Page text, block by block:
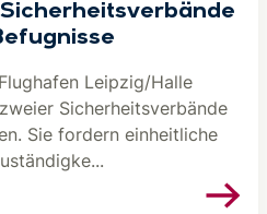
Leipzig/Halle
Sicherheitsverbände
Sie fordern einheitliche